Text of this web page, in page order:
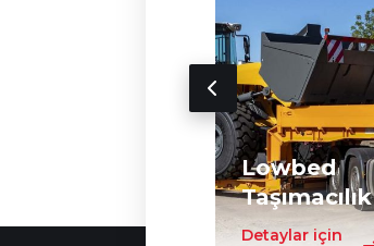
Lowbed
Taşımacılık
Detaylar için